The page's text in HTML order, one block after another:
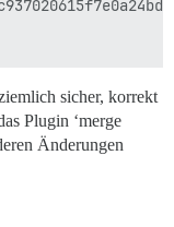
sicher, korrekt
Plugin ‘merge
Änderungen